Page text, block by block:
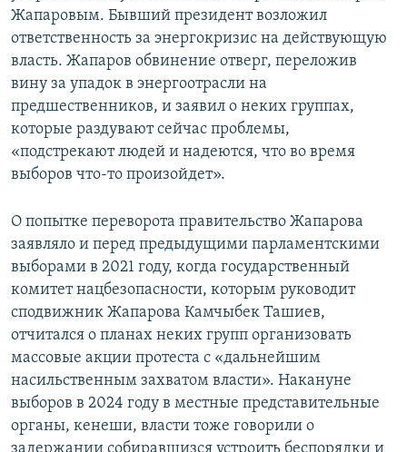
Жапаровым. Бывший президент возложил
ответственность за энергокризис на действующую
власть. Жапаров обвинение отверг, переложив
вину за упадок в энергоотрасли на
предшественников, и заявил о неких группах,
которые раздувают сейчас проблемы,
«подстрекают людей и надеются, что во время
выборов что-то произойдет».
О попытке переворота правительство Жапарова
заявляло и перед предыдущими парламентскими
выборами в 2021 году, когда государственный
комитет нацбезопасности, которым руководит
сподвижник Жапарова Камчыбек Ташиев,
отчитался о планах неких групп организовать
массовые акции протеста с «дальнейшим
насильственным захватом власти». Накануне
выборов в 2024 году в местные представительные
органы, кенеши, власти тоже говорили о